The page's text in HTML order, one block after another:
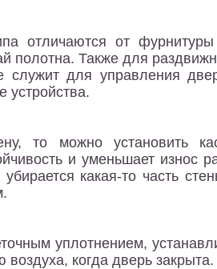
отличаются от
полотна. Также для
служит для управления
устройства.
то можно установить
и уменьшает износ
какая-то часть
уплотнением,
воздуха, когда дверь закрыта.